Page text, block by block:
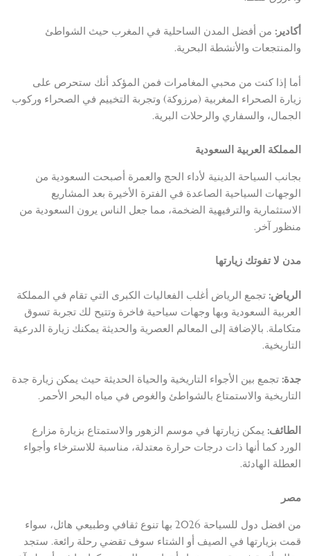
أكادير: من أفضل المدن الساحلية في المغرب حيث الشواطئ
والمنتجعات والأنشطة البحرية.
أما إذا كنت من محبي المغامرات فمن المؤكد أنك ستحرص على
زيارة الصحراء المغربية (مرزوكة) وتجربة التخييم في الصحراء وركوب
الجمال، والسفاري والرحلات البرية.
المملكة العربية السعودية
بجانب السياحة الدينية لأداء الحج والعمرة أصبحت السعودية من
الوجهات السياحية الصاعدة في الفترة الأخيرة بعد المشاريع
الاستثمارية والترفيهية الضخمة، مما جعل الناس يرون السعودية من
منظور آخر.
مدن لا تفوتك زيارتها
الرياض: تجمع الرياض أغلب الفعاليات الكبرى التي تقام في المملكة
العربية السعودية وبها وجهات سياحية فاخرة وتتيح لك تجربة تسوق
متكاملة. بالإضافة إلى المعالم العصرية والحديثة يمكنك زيارة الدرعية
التاريخية.
جدة: تجمع بين الأجواء التاريخية والحياة الحديثة حيث يمكن زيارة جدة
التاريخية والاستمتاع بالشواطئ والغوص في مياه البحر الأحمر.
الطائف: يمكن زيارتها في موسم الزهور والاستمتاع بزيارة مزارع
الورد كما أنها ذات درجات حرارة معتدلة، مناسبة للاسترخاء وأجواء
العطلة الهادئة.
مصر
من افضل دول للسياحة 2026 بها تنوع ثقافي وطبيعي هائل، سواء
قمت بزيارتها في الصيف أو الشتاء سوف تقضي رحلة رائعة. ستجد